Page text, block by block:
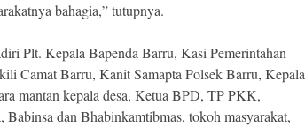
bahagia,” tutupnya.
Plt. Kepala Bapenda Barru, Kasi Pemerintahan
Camat Barru, Kanit Samapta Polsek Barru, Kepala
mantan kepala desa, Ketua BPD, TP PKK,
Babinsa dan Bhabinkamtibmas, tokoh masyarakat,